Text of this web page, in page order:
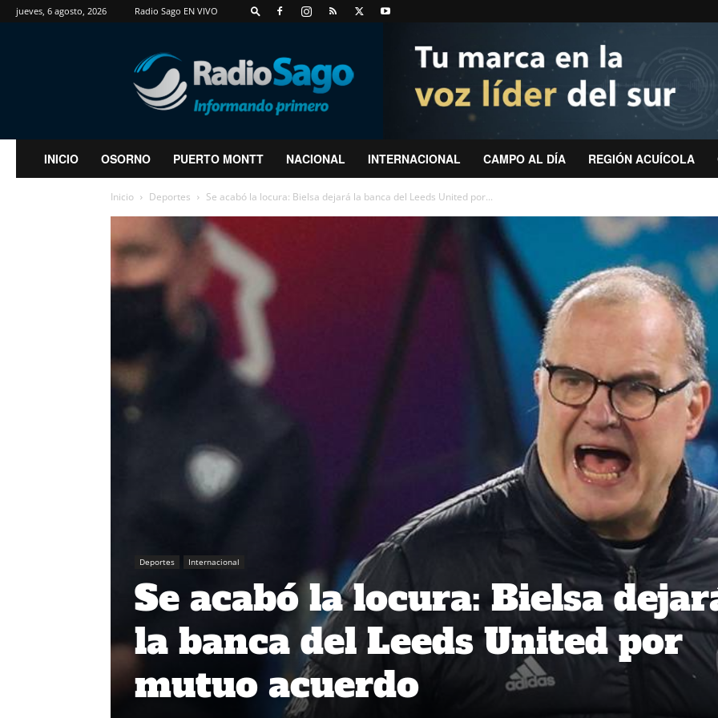
jueves, 6 agosto, 2026 Radio Sago EN VIVO
RadioSago
INICIO OSORNO PUERTO MONTT NACIONAL INTERNACIONAL CAMPO AL DÍA REGIÓN ACUÍCOLA
Inicio Deportes Se acabó la locura: Bielsa dejará la banca del Leeds United por...
Deportes Internacional
Se acabó la locura: Bielsa
la banca del Leeds United por
mutuo acuerdo